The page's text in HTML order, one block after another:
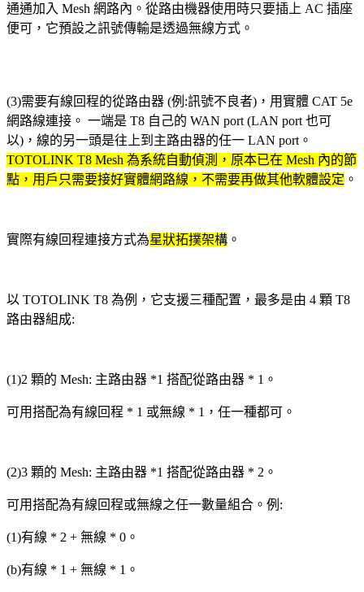
通通加入 Mesh 網路內。 從路由機器使用時只要插上 AC 插座
便可，它預設之訊號傳輸是透過無線方式 。
(3)需要有線回程的從路由器 (例:訊號不良者)，用實體 CAT 5e
網路線連接 。 一端是 T8 自己的 WAN port (LAN port 也可
以)，線的另一頭是往上到主路由器的任一 LAN port 。
TOTOLINK T8 Mesh 為系統自動偵測，原本已在 Mesh 內的節
點， 用戶只需要接好實體網路線 ，不需要再做其他軟體設定 。
實際有線回程連接方式為星狀拓撲架構 。
以 TOTOLINK T8 為例，它支援三種配置，最多是由 4 顆 T8
路由器組成:
(1)2 顆的 Mesh: 主路由器 *1 搭配從路由器 * 1 。
可用搭配為有線回程 * 1 或無線 * 1 ， 任一種都可。
(2)3 顆的 Mesh: 主路由器 *1 搭配從路由器 * 2 。
可用搭配為有線回程或無線之任一數量組合。例:
(1)有線 * 2 + 無線 * 0。
(b)有線 * 1 + 無線 * 1。